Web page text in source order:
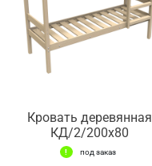
Кровать деревянная
КД/2/200х80
под заказ